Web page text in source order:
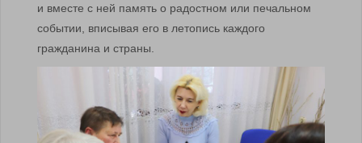
и вместе с ней память о радостном или печальном
событии, вписывая его в летопись каждого
гражданина и страны.